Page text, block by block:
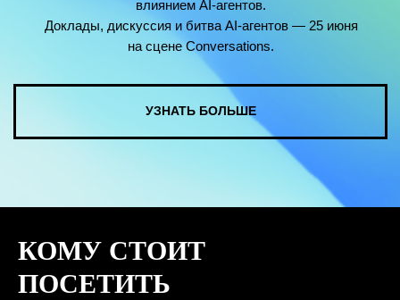
КОМУ СТОИТ
ПОСЕТИТЬ